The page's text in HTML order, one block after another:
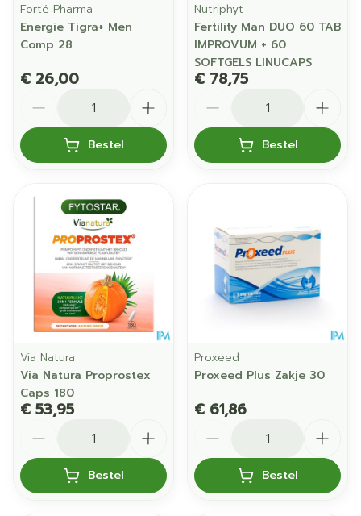
Forté Pharma
Energie Tigra+ Men
Comp 28
€ 26,00
Bestel
Nutriphyt
Fertility Man DUO 60 TAB
IMPROVUM + 60
SOFTGELS LINUCAPS
€ 78,75
Bestel
Via Natura
Via Natura Proprostex
Caps 180
€ 53,95
Bestel
Proxeed
Proxeed Plus Zakje 30
€ 61,86
Bestel